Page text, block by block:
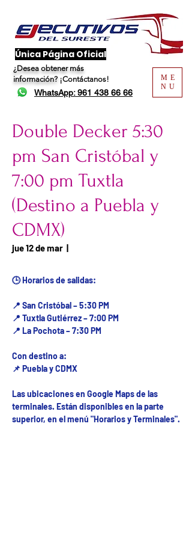
​Única Página Oficial
¿Desea obtener más
información? ¡Contáctanos!
WhatsApp: 961 438 66 66
ME
NU
Double Decker 5:30
pm San Cristóbal y
7:00 pm Tuxtla
(Destino a Puebla y
CDMX)
jue 12 de mar
  |
🕒 Horarios de salidas:
📍 San Cristóbal – 5:30 PM
📍 Tuxtla Gutiérrez – 7:00 PM
📍 La Pochota – 7:30 PM
Con destino a:
📌 Puebla y CDMX
Las ubicaciones en Google Maps de las
terminales. Están disponibles en la parte
superior, en el menú "Horarios y Terminales".